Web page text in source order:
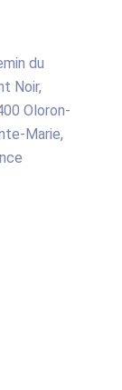
du
Noir,
Oloron-
Marie,